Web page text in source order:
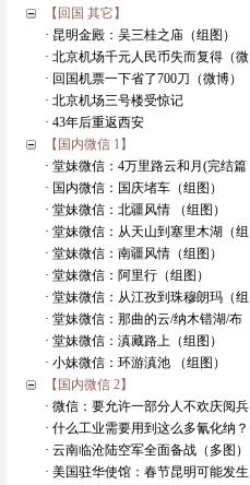
【回国 其它】
· 昆明金殿：吴三桂之庙（组图）
· 北京机场千元人民币失而复得（微
· 回国机票一下省了700刀（微博）
· 北京机场三号楼受惊记
· 43年后重返西安
【国内微信 1】
· 堂妹微信：4万里路云和月(完结篇
· 国内微信：国庆堵车（组图）
· 堂妹微信：北疆风情 （组图）
· 堂妹微信：从天山到塞里木湖（组
· 堂妹微信：南疆风情（组图）
· 堂妹微信：阿里行（组图）
· 堂妹微信：从江孜到珠穆朗玛（组
· 堂妹微信：那曲的云/纳木错湖/布
· 堂妹微信：滇藏路上（组图）
· 小妹微信：环游滇池 （组图）
【国内微信 2】
· 微信：要允许一部分人不欢庆阅兵
· 什么工业需要用到这么多氰化纳？
· 云南临沧陆空军全面备战（多图）
· 美国驻华使馆：春节昆明可能发生